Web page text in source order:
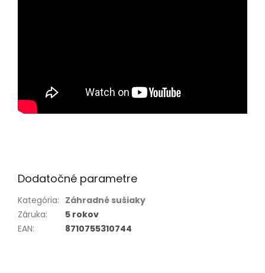
Dodatočné parametre
Kategória: Záhradné sušiaky
Záruka:
5 rokov
EAN: 8710755310744